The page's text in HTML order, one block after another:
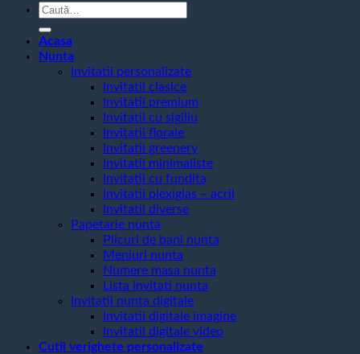
Caută
după:
Acasa
Nunta
Invitatii personalizate
Invitatii clasice
Invitatii premium
Invitatii cu sigiliu
Invitatii florale
Invitatii greenery
Invitatii minimaliste
Invitatii cu fundita
Invitatii plexiglas – acril
Invitatii diverse
Papetarie nunta
Plicuri de bani nunta
Meniuri nunta
Numere masa nunta
Lista invitati nunta
Invitatii nunta digitale
Invitatii digitale imagine
Invitatii digitale video
Cutii verighete personalizate